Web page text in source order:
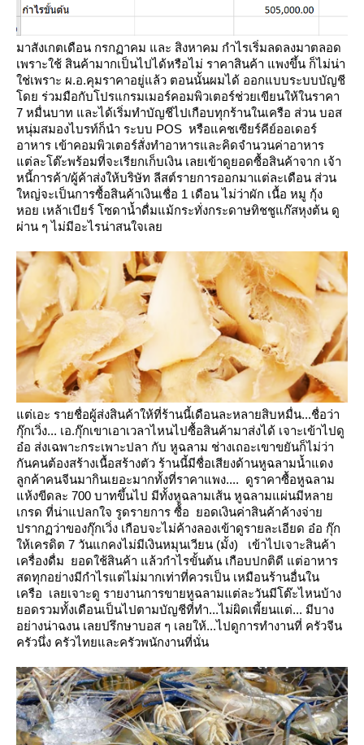
มาสังเกตเดือน กรกฏาคม และ สิงหาคม กำไรเริ่มลดลงมาตลอด
เพราะใช้ สินค้ามากเป็นไปได้หรือไม่ ราคาสินค้า พงขึ้น ก็ไม่น่า
ช่เพราะ ผ.อ.คุมราคาอยู่แล้ว ตอนนั้นผมได้ ออกแบบระบบบัญชี
ดย ร่วมมือกับโปรแกรมเมอร์คอมพิวเตอร์ช่วยเขียนให้ในราคา
7 หมื่นบาท ละได้เริ่มทำบัญชีไปเกือบทุกร้านในเครือ ส่วน บอส
หนุ่มสมองไบรท์ก็นำ ระบบ POS หรือแคชเซียร์คีย์ออเดอร์
อาหาร เข้าคอมพิวเตอร์สั่งทำอาหารและคิดจำนวนค่าอาหาร
ต่ละโต๊ะพร้อมที่จะเรียกเก็บเงิน เลยเข้าดูยอดซื้อสินค้าจาก เจ้า
หนี้การค้า/ผู้ค้าส่งให้บริษัท ลีสต์รายการออกมาแต่ละเดือน ส่วน
หญ่จะเป็นการซื้อสินค้าเงินเชื่อ 1 เดือน ไม่ว่าผัก เนื้อ หมู กุ้ง
หอย เหล้าเบียร์ ซดาน้ำดื่มแม้กระทั่งกระดาษทิชชูแก๊สหุงต้น ดู
ผ่าน ๆ ไม่มีอะไรน่าสนใจเล
ต่เอะ รายชื่อผู้ส่งสินค้าให้ที่ร้านนี้เดือนละหลายสิบหมื่น...ชื่อว่า
กุ๊กเวิ่ง... เอ.กุ๊กเขาเอาเวลาไหนไปซื้อสินค้ามาส่งได้ เจาะเข้าไปดู
อ๋อ ส่งเฉพาะกระเพาะปลา กับ หูฉลาม ช่างเถอะเขาขยันก็ไม่ว่า
กันคนต้องสร้างเนื้อสร้างตัว ร้านนี้มีชื่อเสียงด้านหูฉลามน้ำแดง
ลูกค้าคนจีนมากินเยอะมากทั้งที่ราคาแพง.... ดูราคาซื้อหูฉลาม
ห้งขีดละ 700 บาทขึ้นไป มีทั้งหูฉลามเส้น หูฉลามแผ่นมีหลา
เกรด ที่น่าแปลกใจ รูดรายการ ซื้อ ยอดเงินค่าสินค้าค้างจ่า
ปรากฏว่าของกุ๊กเวิ่ง เกือบจะไม่ค้างลองเข้าดูรายละเอียด อ๋อ กุ๊ก
ห้เครดิต 7 วันแกคงไม่มีเงินหมุนเวียน (มั้ง)
เข้าไปเจาะสินค้า
เครื่องดื่ม ยอดใช้สินค้า แล้วกำไรขั้นต้น เกือบปกติดี แต่อาหาร
สดทุกอย่างมีกำไรแต่ไม่มากเท่าที่ควรเป็น เหมือนร้านอื่นใน
เครือ เลยเจาะดู รายงานการขายหูฉลามแต่ละวันมีโต๊ะไหนบ้าง
อดรวมทั้งเดือนเป็นไปตามบัญชีที่ทำ...ไม่ผิดเพี้ยนแต่... มีบาง
อย่างน่าฉงน เลยปรึกษาบอส ๆ เลยให้...ไปดูการทำงานที่ ครัวจีน
ครัวนึ่ง ครัวไทยและครัวพนักงานที่นั่น